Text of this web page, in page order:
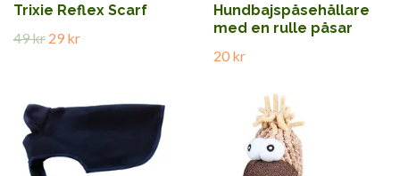
Trixie Reflex Scarf
49 kr 29 kr
Hundbajspåsehållare
med en rulle påsar
20 kr